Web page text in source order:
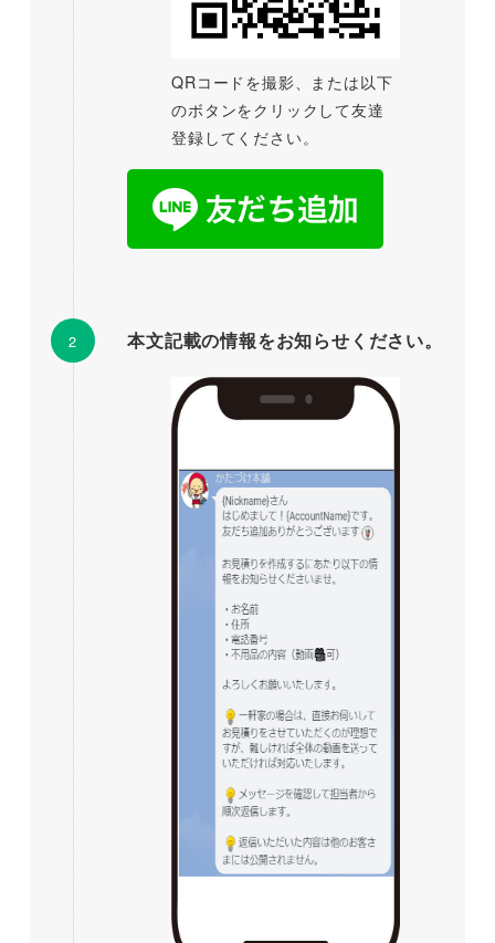
QRコードを撮影、または以下
のボタンをクリックして友達
登録してください。
本文記載の情報をお知らせください。